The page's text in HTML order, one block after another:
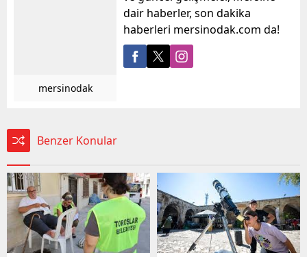
mersinodak
dair haberler, son dakika
haberleri mersinodak.com da!
Benzer Konular